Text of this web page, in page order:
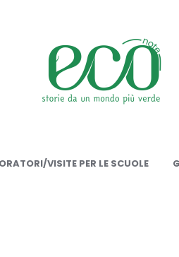
VISITE PER LE SCUOLE